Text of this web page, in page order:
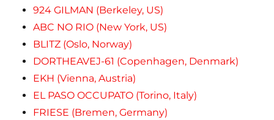
924 GILMAN (Berkeley, US)
ABC NO RIO (New York, US)
BLITZ (Oslo, Norway)
DORTHEAVEJ-61 (Copenhagen, Denmark)
EKH (Vienna, Austria)
EL PASO OCCUPATO (Torino, Italy)
FRIESE (Bremen, Germany)